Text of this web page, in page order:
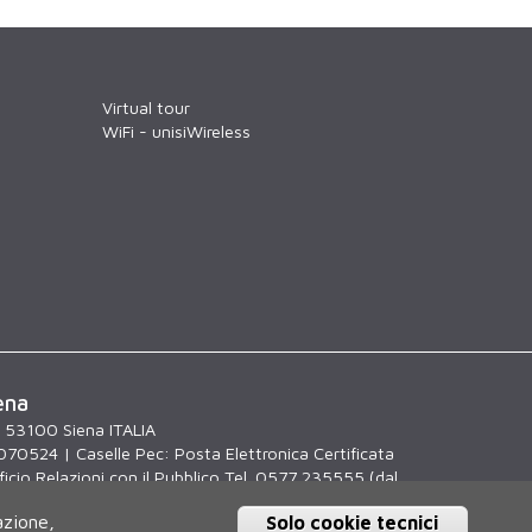
Virtual tour
WiFi - unisiWireless
Siena ITALIA
| Caselle Pec: Posta Elettronica Certificata
Relazioni con il Pubblico Tel. 0577 235555 (dal
Solo cookie tecnici